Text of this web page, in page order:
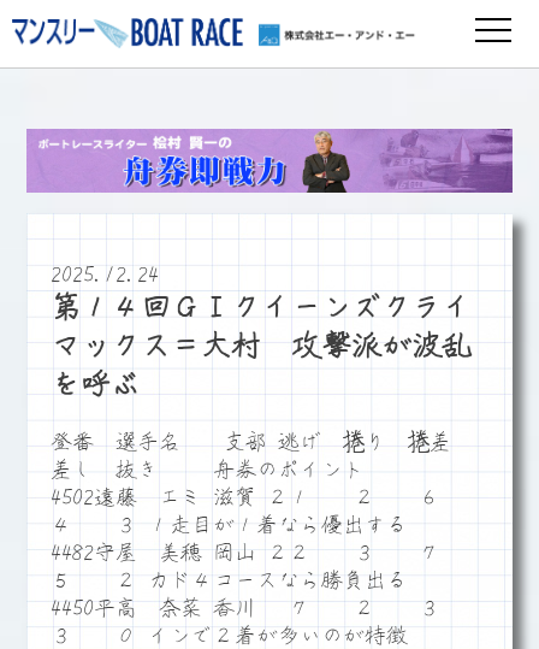
2025.12.24
第１４回ＧⅠクイーンズクライ
マックス＝大村 攻撃派が波乱
を呼ぶ
登番 選手名 支部 逃げ 捲り 捲差
差し 抜き 舟券のポイント
4502遠藤 エミ 滋賀 ２１ ２ ６
４ ３ １走目が１着なら優出する
4482守屋 美穂 岡山 ２２ ３ ７
５ ２ カド４コースなら勝負出る
4450平高 奈菜 香川 ７ ２ ３
３ ０ インで２着が多いのが特徴